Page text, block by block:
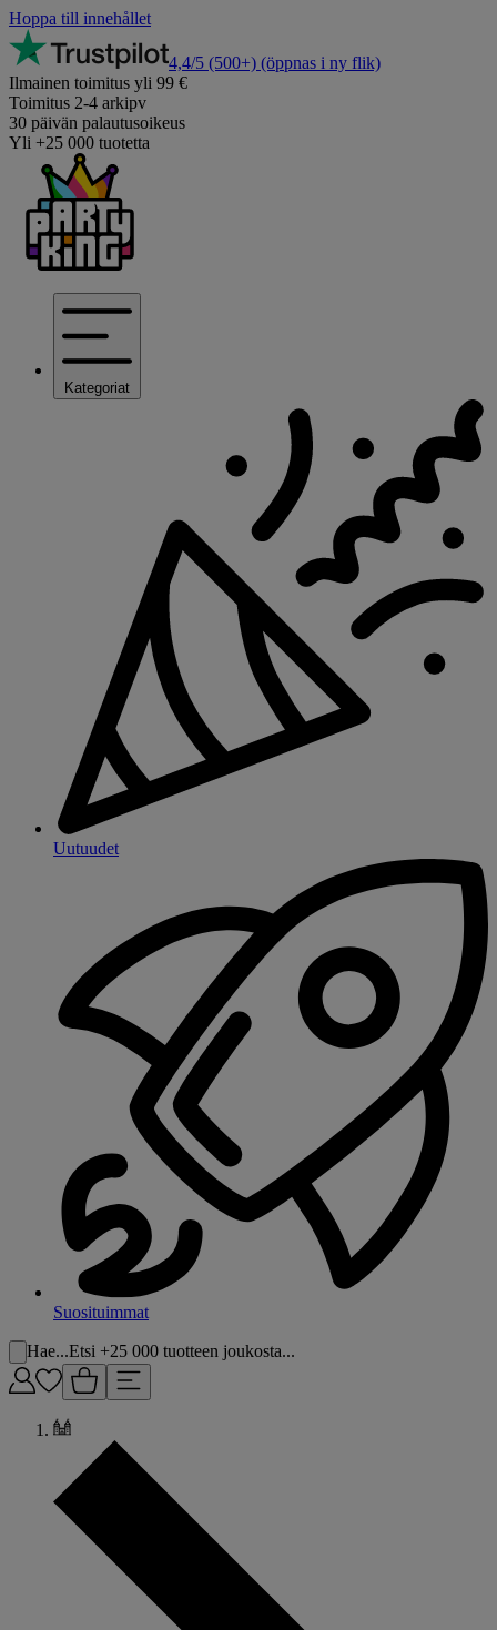
Hoppa till innehållet
4,4/5 (500+) (öppnas i ny flik)
Ilmainen toimitus yli 99 €
Toimitus 2-4 arkipv
30 päivän palautusoikeus
Yli +25 000 tuotetta
Kategoriat
Uutuudet
Suosituimmat
Hae...Etsi +25 000 tuotteen joukosta...